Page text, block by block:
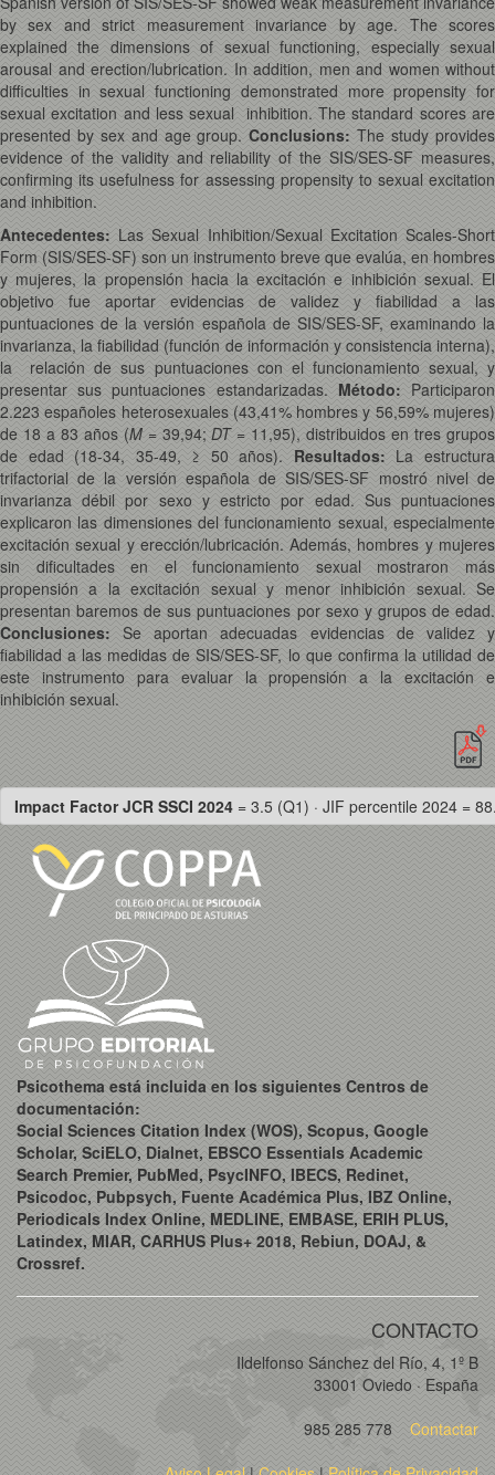
by sex and strict measurement invariance by age. The scores
explained the dimensions of sexual functioning, especially sexual
arousal and erection/lubrication. In addition, men and women without
difficulties in sexual functioning demonstrated more propensity for
sexual excitation and less sexual inhibition. The standard scores are
presented by sex and age group.Conclusions:The study provides
evidence of the validity and reliability of the SIS/SES-SF measures,
confirming its usefulness for assessing propensity to sexual excitation
and inhibition.
Antecedentes: Las Sexual Inhibition/Sexual Excitation Scales-Short
Form (SIS/SES-SF) son un instrumento breve que evalúa, en hombres
y mujeres, la propensión hacia la excitación e inhibición sexual. El
objetivo fue aportar evidencias de validez y fiabilidad a las
puntuaciones de la versión española de SIS/SES-SF, examinando la
invarianza, la fiabilidad (función de información y consistencia interna),
la relación de sus puntuaciones con el funcionamiento sexual, y
presentar sus puntuaciones estandarizadas. Método: Participaron
2.223 españoles heterosexuales (43,41% hombres y 56,59% mujeres)
de 18 a 83 años (M = 39,94;DT = 11,95), distribuidos en tres grupos
de edad (18-34, 35-49, ≥ 50 años). Resultados: La estructura
trifactorial de la versión española de SIS/SES-SF mostró nivel de
invarianza débil por sexo y estricto por edad. Sus puntuaciones
explicaron las dimensiones del funcionamiento sexual, especialmente
excitación sexual y erección/lubricación. Además, hombres y mujeres
sin dificultades en el funcionamiento sexual mostraron más
propensión a la excitación sexual y menor inhibición sexual. Se
presentan baremos de sus puntuaciones por sexo y grupos de edad.
Conclusiones:Se aportan adecuadas evidencias de validez y
fiabilidad a las medidas de SIS/SES-SF, lo que confirma la utilidad de
este instrumento para evaluar la propensión a la excitación e
inhibición sexual.
Impact Factor JCR SSCI 2024 = 3.5 (Q1) · JIF percentile 2024 =
Psicothema está incluida en los siguientes Centros de
documentación:
Social Sciences Citation Index (WOS), Scopus, Google
Scholar, SciELO, Dialnet, EBSCO Essentials Academic
Search Premier, PubMed, PsycINFO, IBECS, Redinet,
Psicodoc, Pubpsych, Fuente Académica Plus, IBZ Online,
Periodicals Index Online, MEDLINE, EMBASE, ERIH PLUS,
Latindex, MIAR, CARHUS Plus+ 2018, Rebiun, DOAJ, &
Crossref.
CONTACTO
Ildelfonso Sánchez del Río, 4, 1º B
33001 Oviedo · España
985 285 778
Contactar